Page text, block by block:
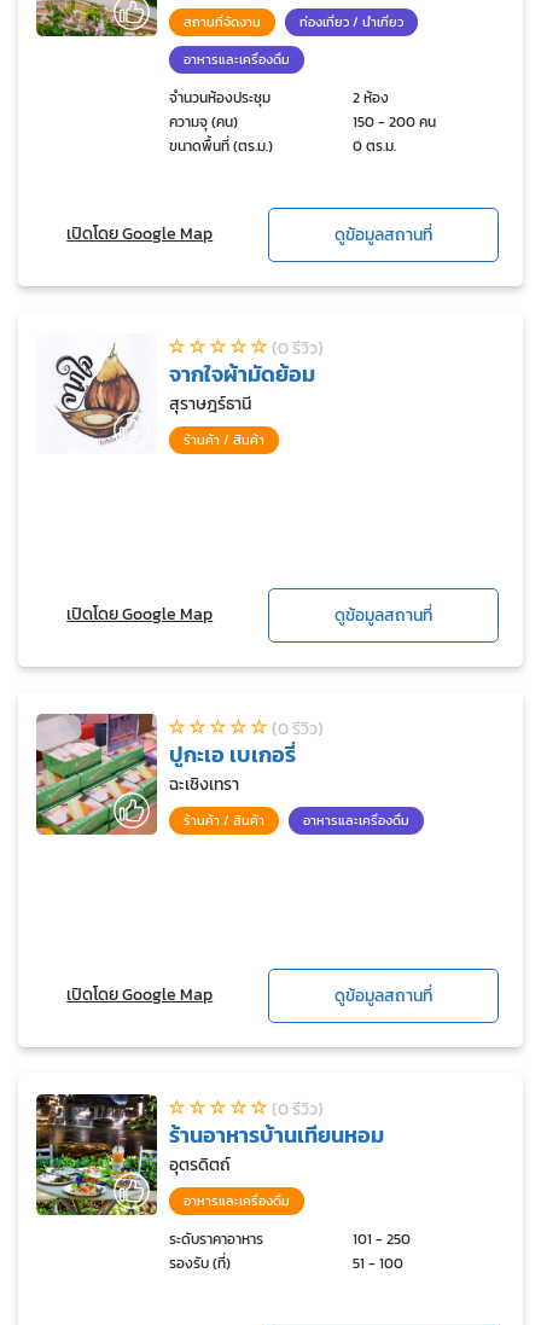
สถานที่จัดงาน
ท่องเที่ยว / นำเที่ยว
อาหารและเครื่องดื่ม
จำนวนห้องประชุม
2 ห้อง
ความจุ (คน)
150 - 200 คน
ขนาดพื้นที่ (ตร.ม.)
0 ตร.ม.
เปิดโดย Google Map ดูข้อมูลสถานที่
(0 รีวิว)
จากใจผ้ามัดย้อม
สุราษฎร์ธานี
ร้านค้า / สินค้า
เปิดโดย Google Map ดูข้อมูลสถานที่
(0 รีวิว)
ปูกะเอ เบเกอรี่
ฉะเชิงเทรา
ร้านค้า / สินค้า อาหารและเครื่องดื่ม
เปิดโดย Google Map ดูข้อมูลสถานที่
(0 รีวิว)
ร้านอาหารบ้านเทียนหอม
อุตรดิตถ์
อาหารและเครื่องดื่ม
ระดับราคาอาหาร
101 - 250
รองรับ (ที่)
51 - 100